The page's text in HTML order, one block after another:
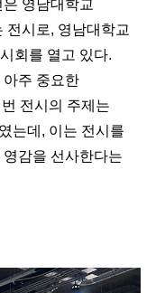
영남대학교
전시로, 영남대학교
회를 열고 있다.
아주 중요한
전시의 주제는
는데, 이는 전시를
감을 선사한다는